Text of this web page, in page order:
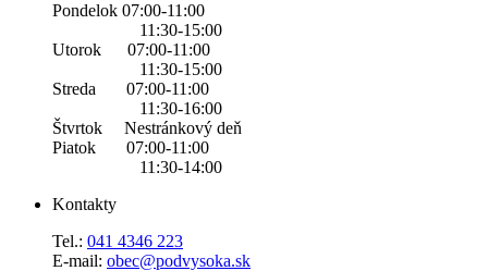
Pondelok 07:00-11:00
11:30-15:00
Utorok 07:00-11:00
11:30-15:00
Streda 07:00-11:00
11:30-16:00
Štvrtok Nestránkový deň
Piatok 07:00-11:00
11:30-14:00
Kontakty
Tel.: 041 4346 223
E-mail: obec@podvysoka.sk